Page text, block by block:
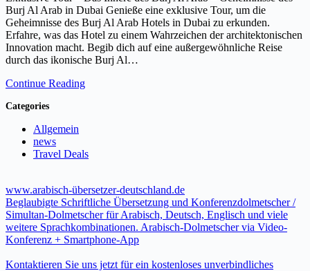
Burj Al Arab in Dubai Genieße eine exklusive Tour, um die
Geheimnisse des Burj Al Arab Hotels in Dubai zu erkunden.
Erfahre, was das Hotel zu einem Wahrzeichen der architektonischen
Innovation macht. Begib dich auf eine außergewöhnliche Reise
durch das ikonische Burj Al…
Continue Reading
Categories
Allgemein
news
Travel Deals
www.arabisch-übersetzer-deutschland.de
Beglaubigte Schriftliche Übersetzung und Konferenzdolmetscher /
Simultan-Dolmetscher für Arabisch, Deutsch, Englisch und viele
weitere Sprachkombinationen. Arabisch-Dolmetscher via Video-
Konferenz + Smartphone-App
Kontaktieren Sie uns jetzt für ein kostenloses unverbindliches